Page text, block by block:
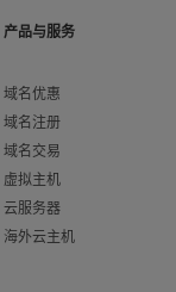
产品与服务
域名优惠
域名注册
域名交易
虚拟主机
云服务器
海外云主机